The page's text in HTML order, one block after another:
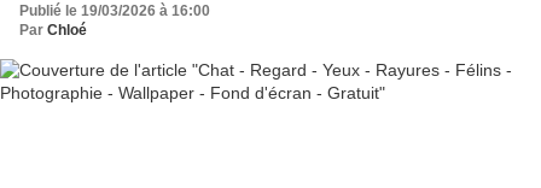
Publié le 19/03/2026 à 16:00
Par Chloé